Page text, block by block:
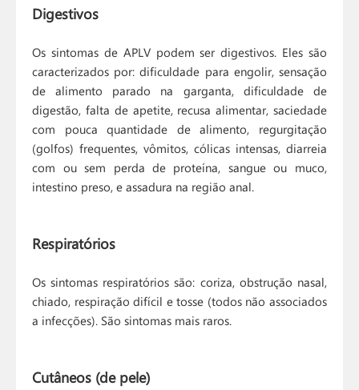
Digestivos
Os sintomas de APLV podem ser digestivos. Eles são
caracterizados por: dificuldade para engolir, sensação
de alimento parado na garganta, dificuldade de
digestão, falta de apetite, recusa alimentar, saciedade
com pouca quantidade de alimento, regurgitação
(golfos) frequentes, vômitos, cólicas intensas, diarreia
com ou sem perda de proteína, sangue ou muco,
intestino preso, e assadura na região anal.
Respiratórios
Os sintomas respiratórios são: coriza, obstrução nasal,
chiado, respiração difícil e tosse (todos não associados
a infecções). São sintomas mais raros.
Cutâneos (de pele)